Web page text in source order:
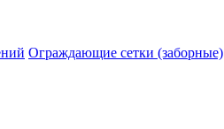
Ограждающие сетки (заборные)